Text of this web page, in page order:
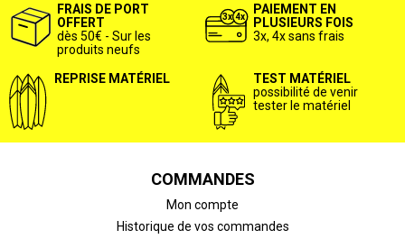
FRAIS DE PORT
OFFERT
dès 50€ - Sur les
produits neufs
PAIEMENT EN
PLUSIEURS FOIS
3x, 4x sans frais
REPRISE MATÉRIEL
TEST MATÉRIEL
possibilité de venir
tester le matériel
COMMANDES
Mon compte
Historique de vos commandes